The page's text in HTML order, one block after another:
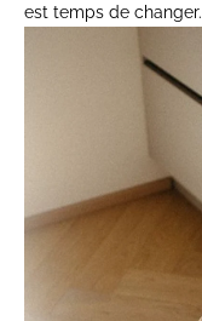
est temps de changer.